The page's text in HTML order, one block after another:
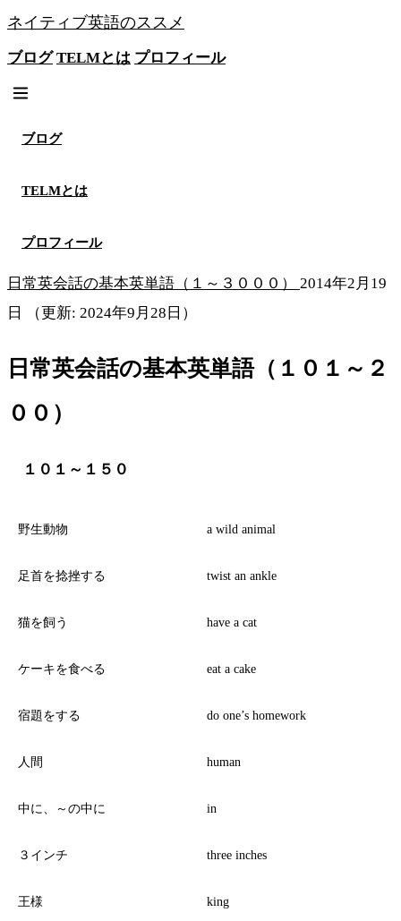
ネイティブ英語のススメ
ブログ TELMとは プロフィール
ブログ
TELMとは
プロフィール
日常英会話の基本英単語（１～３０００） 2014年2月19
日
（更新: 2024年9月28日）
日常英会話の基本英単語（１０１～２
００）
１０１～１５０
野生動物 a wild animal
足首を捻挫する twist an ankle
猫を飼う have a cat
ケーキを食べる eat a cake
宿題をする do one’s homework
人間 human
中に、～の中に in
３インチ three inches
王様 king